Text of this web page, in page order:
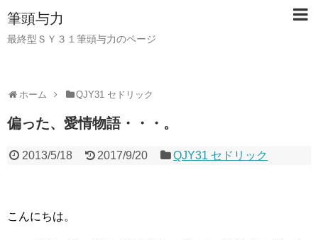
筆頭与力
最終型ＳＹ３１筆頭与力のページ
ホーム QJY31 セドリック
偏った、愛情物語・・・。
2013/5/18 2017/9/20 QJY31 セドリック
こんにちは。